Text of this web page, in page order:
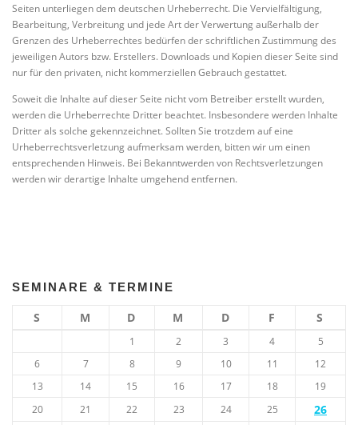
Seiten unterliegen dem deutschen Urheberrecht. Die Vervielfältigung,
Bearbeitung, Verbreitung und jede Art der Verwertung außerhalb der
Grenzen des Urheberrechtes bedürfen der schriftlichen Zustimmung des
jeweiligen Autors bzw. Erstellers. Downloads und Kopien dieser Seite sind
nur für den privaten, nicht kommerziellen Gebrauch gestattet.
Soweit die Inhalte auf dieser Seite nicht vom Betreiber erstellt wurden,
werden die Urheberrechte Dritter beachtet. Insbesondere werden Inhalte
Dritter als solche gekennzeichnet. Sollten Sie trotzdem auf eine
Urheberrechtsverletzung aufmerksam werden, bitten wir um einen
entsprechenden Hinweis. Bei Bekanntwerden von Rechtsverletzungen
werden wir derartige Inhalte umgehend entfernen.
SEMINARE & TERMINE
S M D M D F S
1 2 3 4
5
6
7 8 9 10 11
12
13
14 15 16 17 18
19
20
21 22 23 24 25
26